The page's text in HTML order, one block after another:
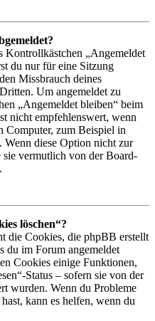
Kontrollkästchen „Angemeldet
du nur für eine Sitzung
Missbrauch deines
Um angemeldet zu
„Angemeldet bleiben“ beim
nicht empfehlenswert, wenn
Computer, zum Beispiel in
Wenn diese Option nicht zur
vermutlich von der Board-
löschen“?
die Cookies, die phpBB erstellt
du im Forum angemeldet
Cookies einige Funktionen,
Status – sofern sie von der
wurden. Wenn du Probleme
kann es helfen, wenn du